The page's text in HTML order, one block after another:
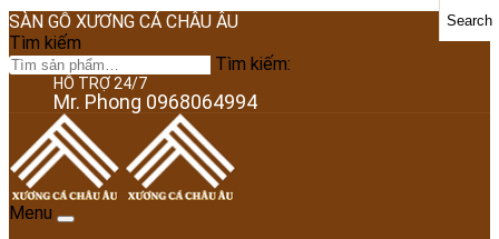
SÀN GỖ XƯƠNG CÁ CHÂU ÂU
Tìm kiếm
Tìm kiếm:
Search
HỖ TRỢ 24/7
Mr. Phong 0968064994
Menu